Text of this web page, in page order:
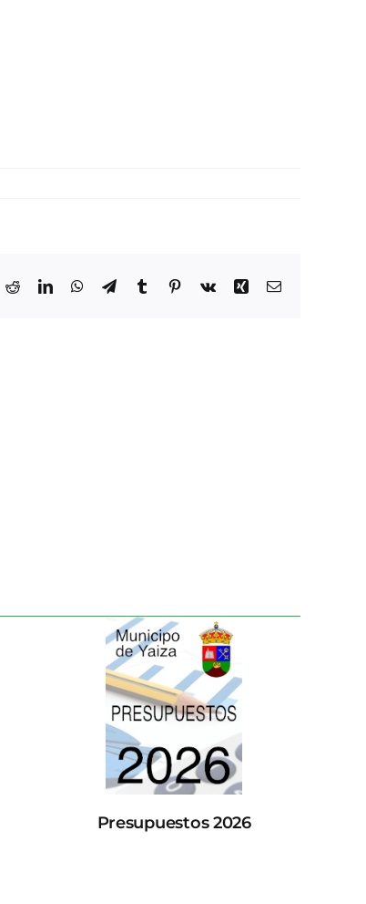
RedditLinkedInWhatsApp
TelegramTumblrPinterest
Vk Xing Correo
Presupuestos 2026